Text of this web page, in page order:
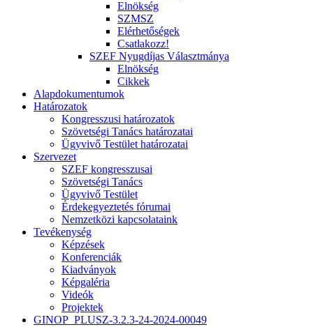
Elnökség
SZMSZ
Elérhetőségek
Csatlakozz!
SZEF Nyugdíjas Választmánya
Elnökség
Cikkek
Alapdokumentumok
Határozatok
Kongresszusi határozatok
Szövetségi Tanács határozatai
Ügyvivő Testület határozatai
Szervezet
SZEF kongresszusai
Szövetségi Tanács
Ügyvivő Testület
Érdekegyeztetés fórumai
Nemzetközi kapcsolataink
Tevékenység
Képzések
Konferenciák
Kiadványok
Képgaléria
Videók
Projektek
GINOP_PLUSZ-3.2.3-24-2024-00049